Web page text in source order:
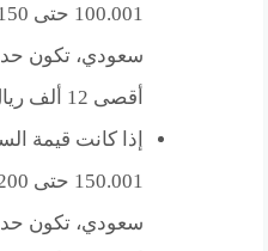
سعودي، تكون
أقصى 12 ألف ريال سعودي.
إذا كانت قيمة
سعودي، تكون